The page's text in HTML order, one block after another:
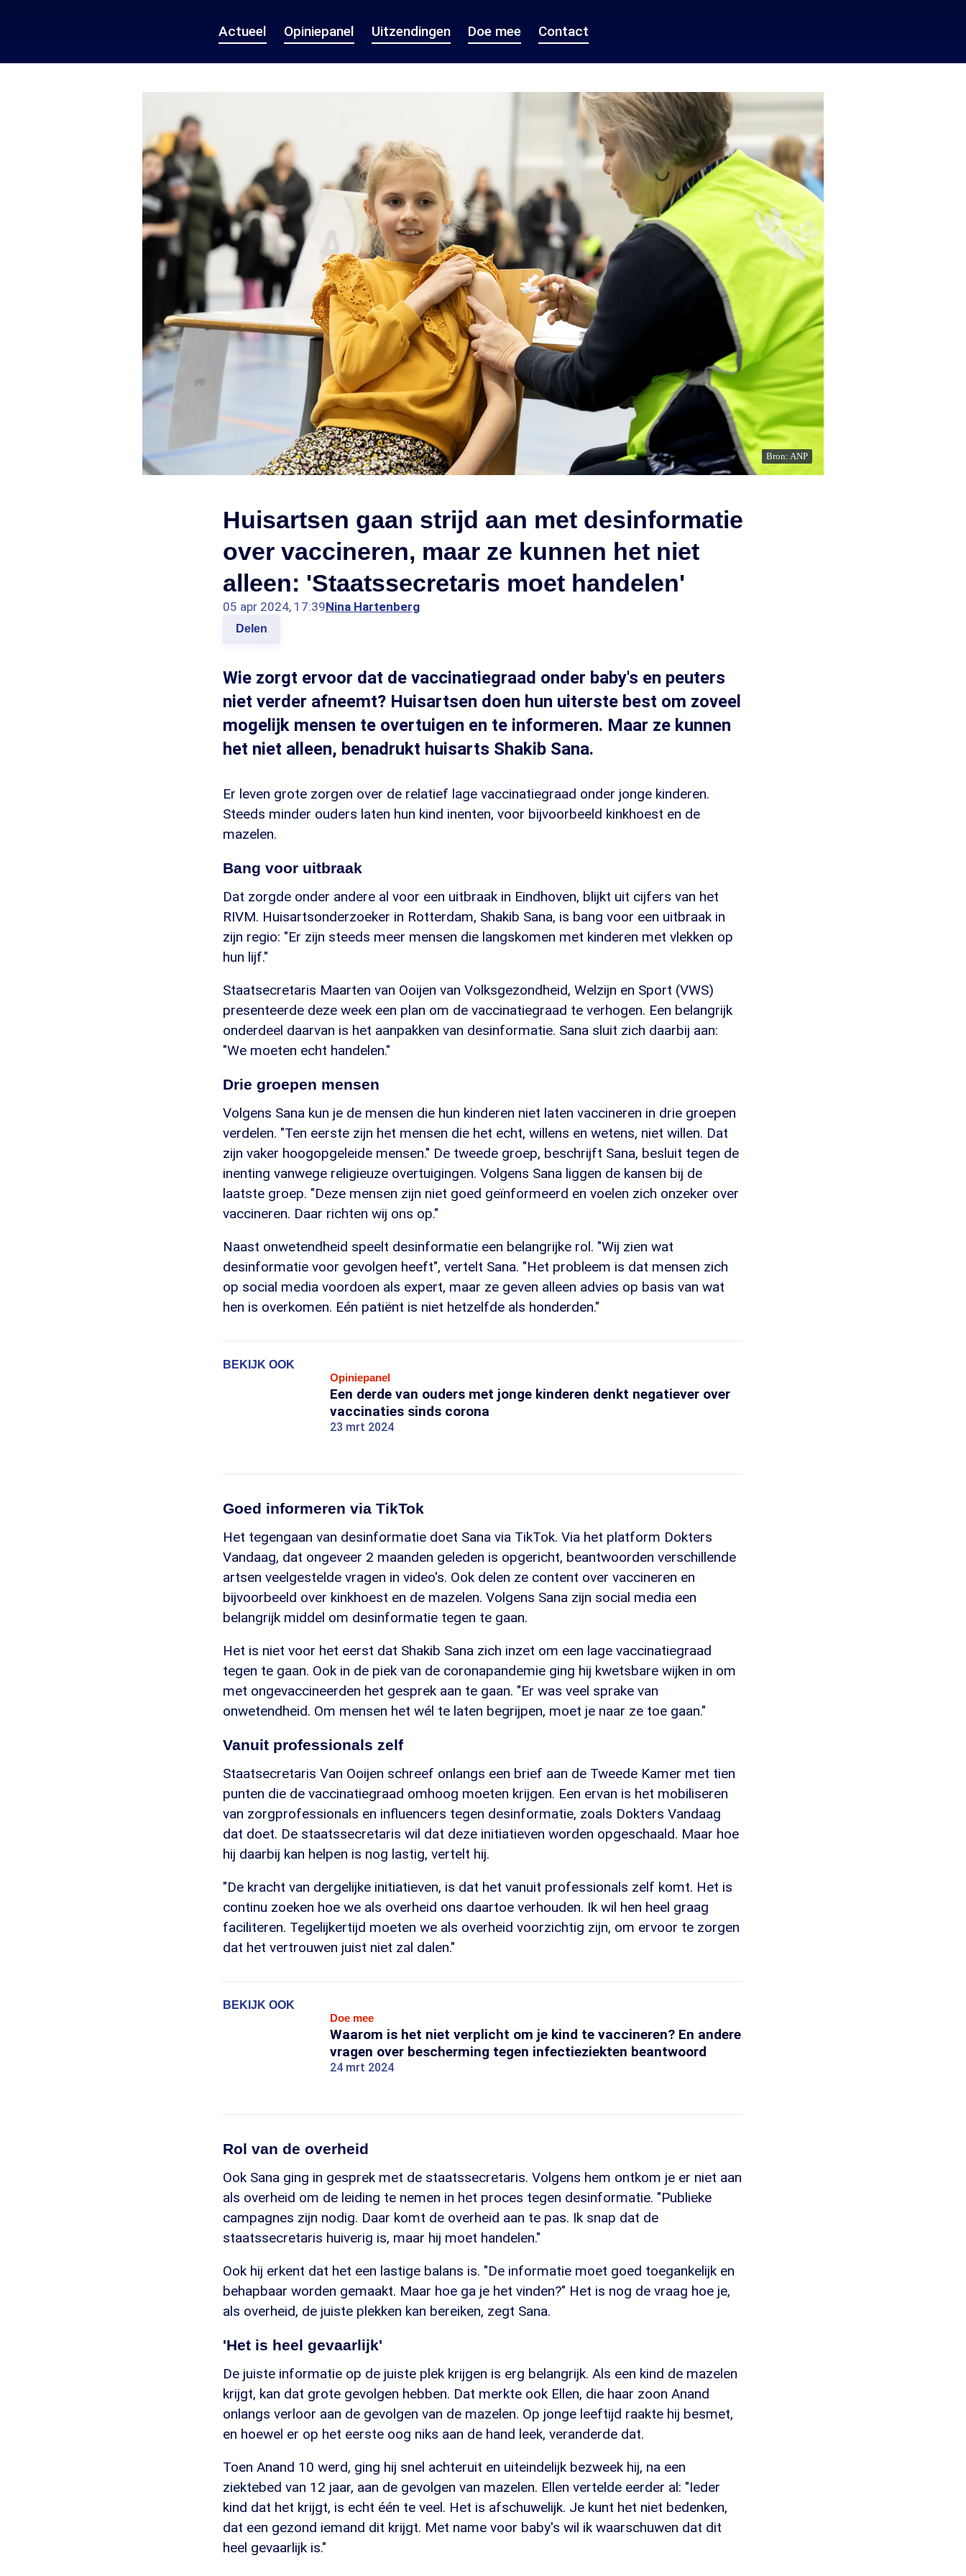
Actueel Opiniepanel Uitzendingen Doe mee Contact
Bron: ANP
Huisartsen gaan strijd aan met desinformatie
over vaccineren, maar ze kunnen het niet
alleen: 'Staatssecretaris moet handelen'
05 apr 2024, 17:39Nina Hartenberg
Delen
Wie zorgt ervoor dat de vaccinatiegraad onder baby's en peuters
niet verder afneemt? Huisartsen doen hun uiterste best om zoveel
mogelijk mensen te overtuigen en te informeren. Maar ze kunnen
het niet alleen, benadrukt huisarts Shakib Sana.
Er leven grote zorgen over de relatief lage vaccinatiegraad onder jonge kinderen.
Steeds minder ouders laten hun kind inenten, voor bijvoorbeeld kinkhoest en de
mazelen.
Bang voor uitbraak
Dat zorgde onder andere al voor een uitbraak in Eindhoven, blijkt uit cijfers van het
RIVM. Huisartsonderzoeker in Rotterdam, Shakib Sana, is bang voor een uitbraak in
zijn regio: "Er zijn steeds meer mensen die langskomen met kinderen met vlekken op
hun lijf."
Staatsecretaris Maarten van Ooijen van Volksgezondheid, Welzijn en Sport (VWS)
presenteerde deze week een plan om de vaccinatiegraad te verhogen. Een belangrijk
onderdeel daarvan is het aanpakken van desinformatie. Sana sluit zich daarbij aan:
"We moeten echt handelen."
Drie groepen mensen
Volgens Sana kun je de mensen die hun kinderen niet laten vaccineren in drie groepen
verdelen. "Ten eerste zijn het mensen die het echt, willens en wetens, niet willen. Dat
zijn vaker hoogopgeleide mensen." De tweede groep, beschrijft Sana, besluit tegen de
inenting vanwege religieuze overtuigingen. Volgens Sana liggen de kansen bij de
laatste groep. "Deze mensen zijn niet goed geïnformeerd en voelen zich onzeker over
vaccineren. Daar richten wij ons op."
Naast onwetendheid speelt desinformatie een belangrijke rol. "Wij zien wat
desinformatie voor gevolgen heeft", vertelt Sana. "Het probleem is dat mensen zich
op social media voordoen als expert, maar ze geven alleen advies op basis van wat
hen is overkomen. Eén patiënt is niet hetzelfde als honderden."
BEKIJK OOK
Opiniepanel
Een derde van ouders met jonge kinderen denkt negatiever over
vaccinaties sinds corona
23 mrt 2024
Goed informeren via TikTok
Het tegengaan van desinformatie doet Sana via TikTok. Via het platform Dokters
Vandaag, dat ongeveer 2 maanden geleden is opgericht, beantwoorden verschillende
artsen veelgestelde vragen in video's. Ook delen ze content over vaccineren en
bijvoorbeeld over kinkhoest en de mazelen. Volgens Sana zijn social media een
belangrijk middel om desinformatie tegen te gaan.
Het is niet voor het eerst dat Shakib Sana zich inzet om een lage vaccinatiegraad
tegen te gaan. Ook in de piek van de coronapandemie ging hij kwetsbare wijken in om
met ongevaccineerden het gesprek aan te gaan. "Er was veel sprake van
onwetendheid. Om mensen het wél te laten begrijpen, moet je naar ze toe gaan."
Vanuit professionals zelf
Staatsecretaris Van Ooijen schreef onlangs een brief aan de Tweede Kamer met tien
punten die de vaccinatiegraad omhoog moeten krijgen. Een ervan is het mobiliseren
van zorgprofessionals en influencers tegen desinformatie, zoals Dokters Vandaag
dat doet. De staatssecretaris wil dat deze initiatieven worden opgeschaald. Maar hoe
hij daarbij kan helpen is nog lastig, vertelt hij.
"De kracht van dergelijke initiatieven, is dat het vanuit professionals zelf komt. Het is
continu zoeken hoe we als overheid ons daartoe verhouden. Ik wil hen heel graag
faciliteren. Tegelijkertijd moeten we als overheid voorzichtig zijn, om ervoor te zorgen
dat het vertrouwen juist niet zal dalen."
BEKIJK OOK
Doe mee
Waarom is het niet verplicht om je kind te vaccineren? En andere
vragen over bescherming tegen infectieziekten beantwoord
24 mrt 2024
Rol van de overheid
Ook Sana ging in gesprek met de staatssecretaris. Volgens hem ontkom je er niet aan
als overheid om de leiding te nemen in het proces tegen desinformatie. "Publieke
campagnes zijn nodig. Daar komt de overheid aan te pas. Ik snap dat de
staatssecretaris huiverig is, maar hij moet handelen."
Ook hij erkent dat het een lastige balans is. "De informatie moet goed toegankelijk en
behapbaar worden gemaakt. Maar hoe ga je het vinden?" Het is nog de vraag hoe je,
als overheid, de juiste plekken kan bereiken, zegt Sana.
'Het is heel gevaarlijk'
De juiste informatie op de juiste plek krijgen is erg belangrijk. Als een kind de mazelen
krijgt, kan dat grote gevolgen hebben. Dat merkte ook Ellen, die haar zoon Anand
onlangs verloor aan de gevolgen van de mazelen. Op jonge leeftijd raakte hij besmet,
en hoewel er op het eerste oog niks aan de hand leek, veranderde dat.
Toen Anand 10 werd, ging hij snel achteruit en uiteindelijk bezweek hij, na een
ziektebed van 12 jaar, aan de gevolgen van mazelen. Ellen vertelde eerder al: "Ieder
kind dat het krijgt, is echt één te veel. Het is afschuwelijk. Je kunt het niet bedenken,
dat een gezond iemand dit krijgt. Met name voor baby's wil ik waarschuwen dat dit
heel gevaarlijk is."